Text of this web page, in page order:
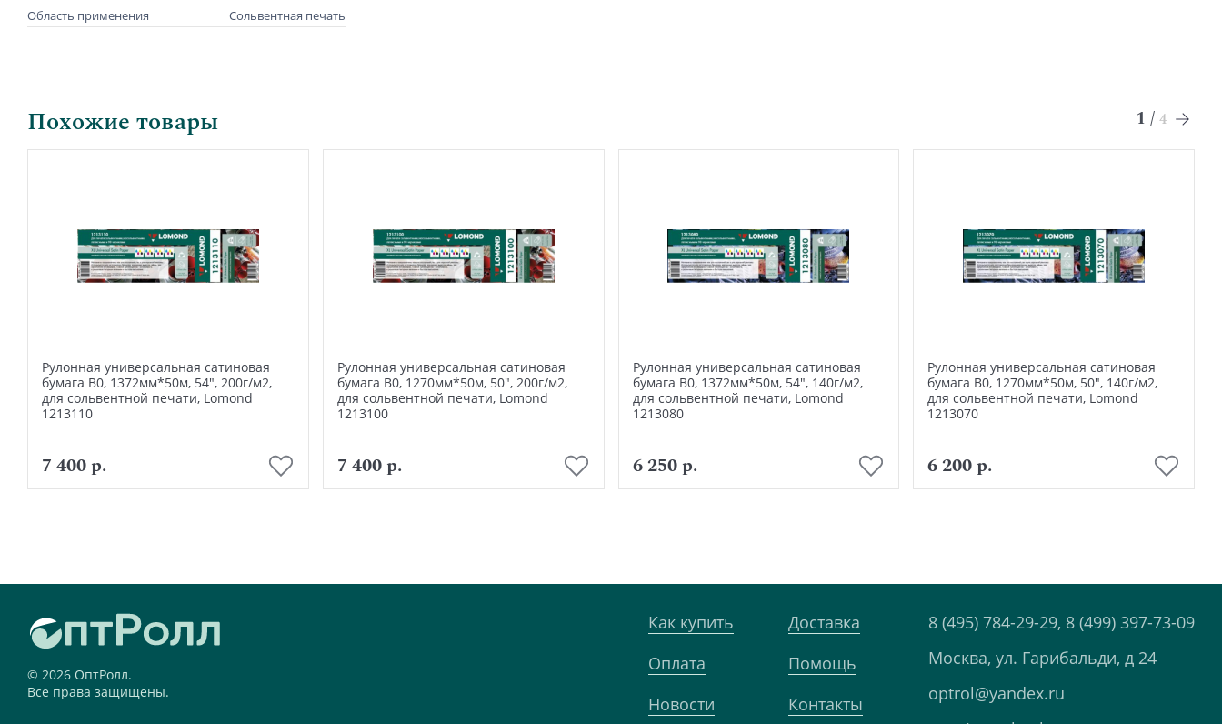
Область применения
Сольвентная печать
Похожие товары 1 / 4
Рулонная универсальная сатиновая
бумага В0, 1372мм*50м, 54", 200г/м2,
для сольвентной печати, Lomond
1213110
7 400 р.
Рулонная универсальная сатиновая
бумага В0, 1270мм*50м, 50", 200г/м2,
для сольвентной печати, Lomond
1213100
7 400 р.
Рулонная универсальная сатиновая
бумага В0, 1372мм*50м, 54", 140г/м2,
для сольвентной печати, Lomond
1213080
6 250 р.
Рулонная универсальная сатиновая
бумага В0, 1270мм*50м, 50", 140г/м2,
для сольвентной печати, Lomond
1213070
6 200 р.
© 2026 ОптРолл.
Все права защищены.
Как купить
Доставка
Оплата
Помощь
Новости
Контакты
8 (495) 784-29-29, 8 (499) 397-73-09
Москва, ул. Гарибальди, д 24
optrol@yandex.ru